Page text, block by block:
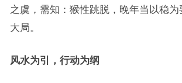
之虞，需知：猴性跳脱，晚年当以稳
大局。
风水为引，行动为纲